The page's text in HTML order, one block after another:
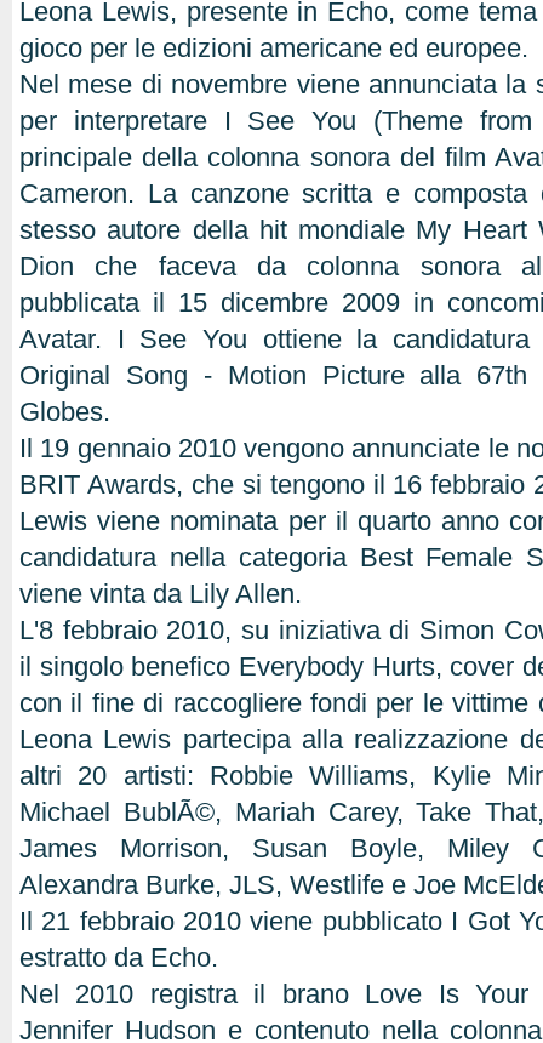
Leona Lewis, presente in Echo, come
gioco per le edizioni americane ed europee.
Nel mese di novembre viene annunciata la
per interpretare I See You (Theme
principale della colonna sonora del film
Cameron. La canzone scritta e
stesso autore della hit mondiale My
Dion che faceva da colonna sonora
pubblicata il 15 dicembre 2009 in
Avatar. I See You ottiene la candidatura
Original Song - Motion Picture alla 67th
Globes.
Il 19 gennaio 2010 vengono annunciate le
BRIT Awards, che si tengono il 16 febbraio
Lewis viene nominata per il quarto anno
candidatura nella categoria Best Female
viene vinta da Lily Allen.
L'8 febbraio 2010, su iniziativa di Simon
il singolo benefico Everybody Hurts, cover
con il fine di raccogliere fondi per le vittime
Leona Lewis partecipa alla realizzazione
altri 20 artisti: Robbie Williams, Kylie
Michael BublÃ©, Mariah Carey, Take
James Morrison, Susan Boyle, Miley
Alexandra Burke, JLS, Westlife e Joe
Il 21 febbraio 2010 viene pubblicato I Got
estratto da Echo.
Nel 2010 registra il brano Love Is
Jennifer Hudson e contenuto nella